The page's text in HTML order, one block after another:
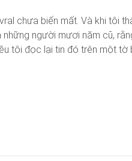
chưa biến mất. Và khi tôi
người mươi năm cũ,
tôi đọc lại tin đó trên một